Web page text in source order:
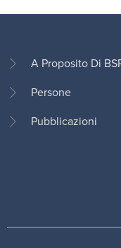
Footer
A Proposito Di
Persone
Pubblicazioni